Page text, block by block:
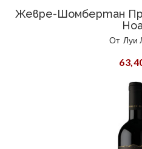
Жевре-Шомбертан
От Луи